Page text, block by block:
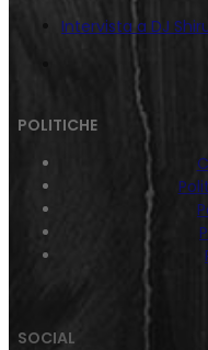
Intervista a DJ
POLITICHE
SOCIAL